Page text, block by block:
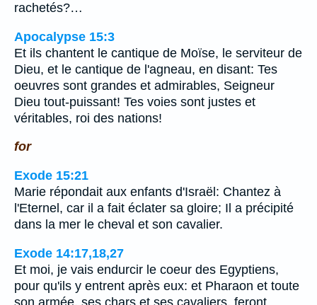
rachetés?…
Apocalypse 15:3
Et ils chantent le cantique de Moïse, le serviteur de
Dieu, et le cantique de l'agneau, en disant: Tes
oeuvres sont grandes et admirables, Seigneur
Dieu tout-puissant! Tes voies sont justes et
véritables, roi des nations!
for
Exode 15:21
Marie répondait aux enfants d'Israël: Chantez à
l'Eternel, car il a fait éclater sa gloire; Il a précipité
dans la mer le cheval et son cavalier.
Exode 14:17,18,27
Et moi, je vais endurcir le coeur des Egyptiens,
pour qu'ils y entrent après eux: et Pharaon et toute
son armée, ses chars et ses cavaliers, feront